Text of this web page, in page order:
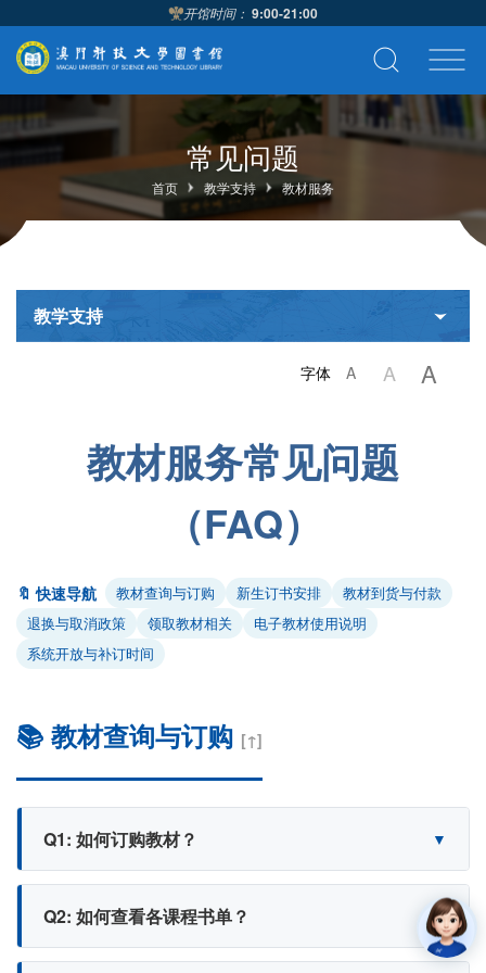
开馆时间： 9:00-21:00
常见问题
首页 教学支持 教材服务
教学支持
字体 A A A
教材服务常见问题
（FAQ）
🔖 快速导航 教材查询与订购 新生订书安排
教材到货与付款
退换与取消政策
领取教材相关
电子教材使用说明
系统开放与补订时间
📚 教材查询与订购 [↑]
Q1: 如何订购教材？
Q2: 如何查看各课程书单？